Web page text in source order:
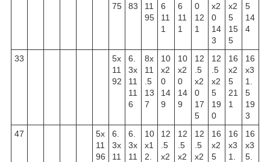
75
83
11
95
6
11
1
6
11
1
0
12
1
x2
0
14
3
x2
5
15
5
5
14
4
33
5x
11
92
6.
3x
11
11
6
8x
11
.5
13
7
10
x2
0
14
9
10
x2
0
14
9
12
.5
x2
0
17
5
12
.5
x2
5
19
0
16
x2
5
21
1
16
x3
1.
5
19
3
47
5x
11
96
6.
3x
11
6.
3x
11
10
x1
2.
12
.5
x2
12
.5
x2
12
.5
x2
16
x2
5
16
x3
1.
16
x3
5.